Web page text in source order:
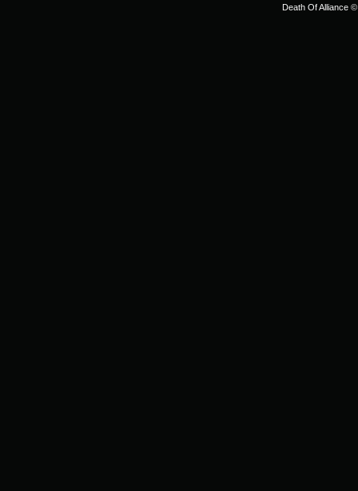
Death Of Alliance